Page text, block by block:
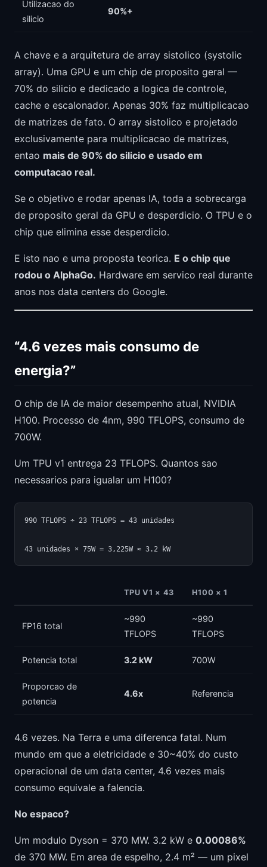
Utilizacao do
silicio
90%+
A chave e a arquitetura de array sistolico (systolic
array). Uma GPU e um chip de proposito geral —
70% do silicio e dedicado a logica de controle,
cache e escalonador. Apenas 30% faz multiplicacao
de matrizes de fato. O array sistolico e projetado
exclusivamente para multiplicacao de matrizes,
entao mais de 90% do silicio e usado em
computacao real.
Se o objetivo e rodar apenas IA, toda a sobrecarga
de proposito geral da GPU e desperdicio. O TPU e o
chip que elimina esse desperdicio.
E isto nao e uma proposta teorica. E o chip que
rodou o AlphaGo. Hardware em servico real durante
anos nos data centers do Google.
“4.6 vezes mais consumo de
energia?”
O chip de IA de maior desempenho atual, NVIDIA
H100. Processo de 4nm, 990 TFLOPS, consumo de
700W.
Um TPU v1 entrega 23 TFLOPS. Quantos sao
necessarios para igualar um H100?
990 TFLOPS ÷ 23 TFLOPS = 43 unidades
TPU V1 × 43 H100 × 1
FP16 total
~990
TFLOPS
~990
TFLOPS
Potencia total 3.2 kW 700W
Proporcao de
potencia
4.6x Referencia
4.6 vezes. Na Terra e uma diferenca fatal. Num
mundo em que a eletricidade e 30~40% do custo
operacional de um data center, 4.6 vezes mais
consumo equivale a falencia.
No espaco?
Um modulo Dyson = 370 MW. 3.2 kW e 0.00086%
de 370 MW. Em area de espelho, 2.4 m² — um pixel